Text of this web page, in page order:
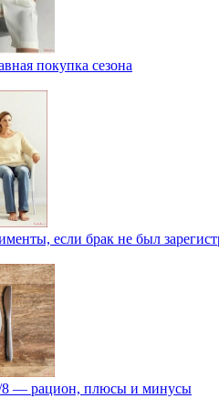
покупка сезона
если брак не был
8 — рацион, плюсы и минусы